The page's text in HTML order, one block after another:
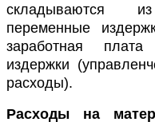
складываются
переменные
заработная
издержки
расходы).
Расходы на